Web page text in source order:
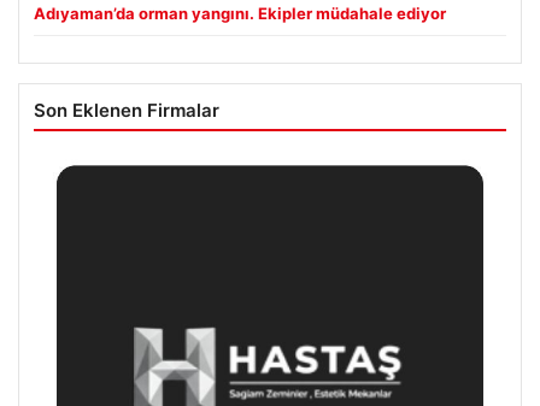
Adıyaman’da orman yangını. Ekipler müdahale ediyor
Son Eklenen Firmalar